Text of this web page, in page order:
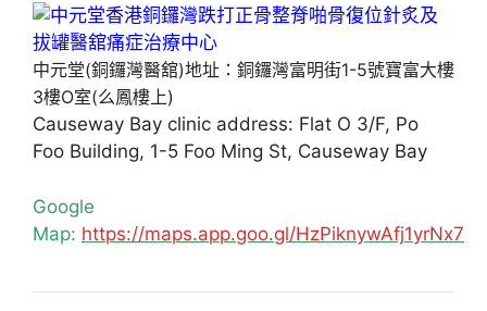
中元堂(銅鑼灣醫舘)地址：銅鑼灣富明街1-5號寶富大樓
3樓O室(么鳳樓上)
Causeway Bay clinic address: Flat O 3/F, Po
Foo Building, 1-5 Foo Ming St, Causeway Bay
Google
Map: https://maps.app.goo.gl/HzPiknywAfj1yrNx7